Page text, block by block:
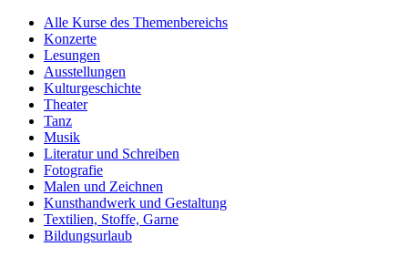
Alle Kurse des Themenbereichs
Konzerte
Lesungen
Ausstellungen
Kulturgeschichte
Theater
Tanz
Musik
Literatur und Schreiben
Fotografie
Malen und Zeichnen
Kunsthandwerk und Gestaltung
Textilien, Stoffe, Garne
Bildungsurlaub